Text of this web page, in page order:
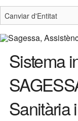
Sistema
Sanitària